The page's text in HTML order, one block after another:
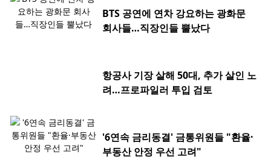
BTS 공연에 연차 강요하는 광화문
회사들…직장인들 뿔났다
항공사 기장 살해 50대, 추가 살인 노
려…프로파일러 투입 검토
'6연속 금리동결' 금통위원들 "환율·
부동산 안정 우선 고려"